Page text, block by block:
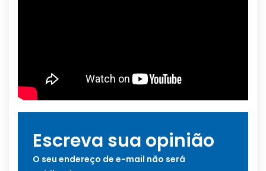
Escreva sua opinião
O seu endereço de e-mail não será